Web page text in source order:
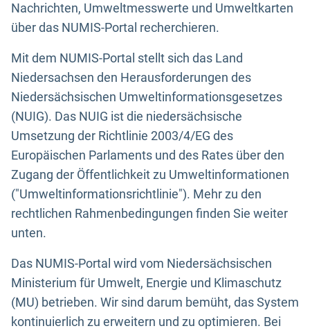
Nachrichten, Umweltmesswerte und Umweltkarten
über das NUMIS-Portal recherchieren.
Mit dem NUMIS-Portal stellt sich das Land
Niedersachsen den Herausforderungen des
Niedersächsischen Umweltinformationsgesetzes
(NUIG). Das NUIG ist die niedersächsische
Umsetzung der Richtlinie 2003/4/EG des
Europäischen Parlaments und des Rates über den
Zugang der Öffentlichkeit zu Umweltinformationen
("Umweltinformationsrichtlinie"). Mehr zu den
rechtlichen Rahmenbedingungen finden Sie weiter
unten.
Das NUMIS-Portal wird vom Niedersächsischen
Ministerium für Umwelt, Energie und Klimaschutz
(MU) betrieben. Wir sind darum bemüht, das System
kontinuierlich zu erweitern und zu optimieren. Bei